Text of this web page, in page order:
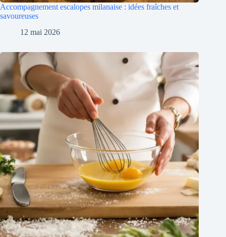
Accompagnement escalopes milanaise : idées fraîches et
savoureuses
12 mai 2026